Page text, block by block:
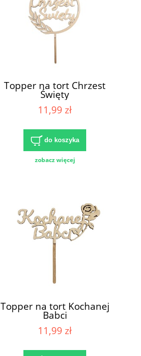
Topper na tort Chrzest
Święty
11,99 zł
do koszyka
zobacz więcej
Topper na tort Kochanej
Babci
11,99 zł